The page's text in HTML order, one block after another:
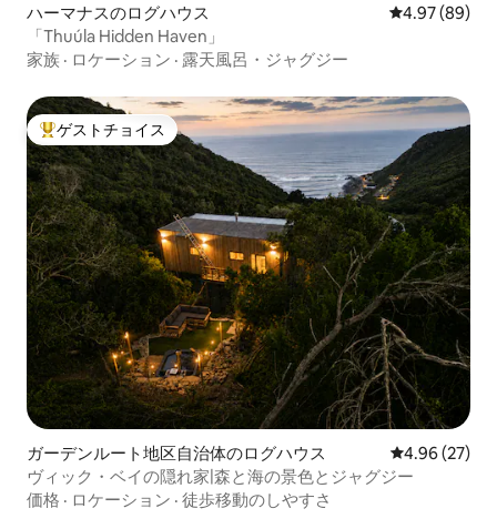
ハーマナスのログハウス レビュー89
4.97 (89)
「Thuúla Hidden Haven」
家族 · ロケーション · 露天風呂・ジャグジー
大好評のゲストチョイスです。
ゲストチョイス
ガーデンルート地区自治体のログハウス レビュー27
4.96 (27)
ヴィック・ベイの隠れ家|森と海の景色とジャグジー
価格 · ロケーション · 徒歩移動のしやすさ